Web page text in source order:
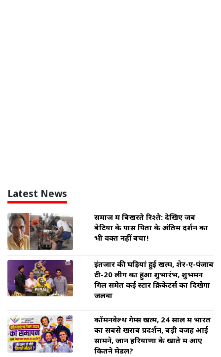
Latest News
समाज में बिखरते रिश्ते: देखिए जब
बेटियों के पास पिता के अंतिम दर्शन का
भी वक्त नहीं बचा!
इंतजार की घड़ियां हुई खत्म, शेर-ए-पंजाब
टी-20 लीग का हुआ शुभारंभ, शुभमन
गिल समेत कई स्टार क्रिकेटर्स का दिखेगा
जलवा
कॉमनवेल्थ गेम्स खत्म, 24 साल में भारत
का सबसे खराब प्रदर्शन, बड़ी वजह आई
सामने, जानें हरियाणा के खाते में आए
कितने मेडल?